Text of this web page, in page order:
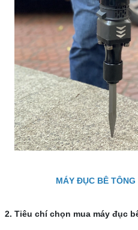
MÁY ĐỤC BÊ
2. Tiêu chí chọn mua máy đục